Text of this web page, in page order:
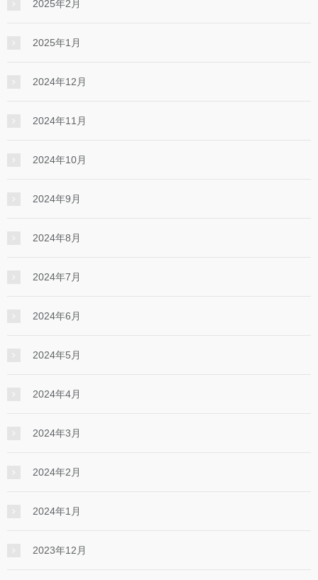
2025年2月
2025年1月
2024年12月
2024年11月
2024年10月
2024年9月
2024年8月
2024年7月
2024年6月
2024年5月
2024年4月
2024年3月
2024年2月
2024年1月
2023年12月